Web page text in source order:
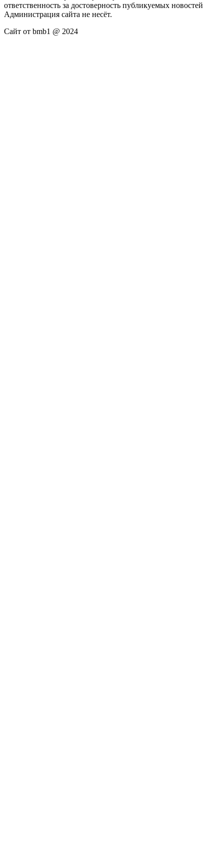
ответственность за достоверность публикуемых новостей
Администрация сайта не несёт.
Сайт от bmb1 @ 2024